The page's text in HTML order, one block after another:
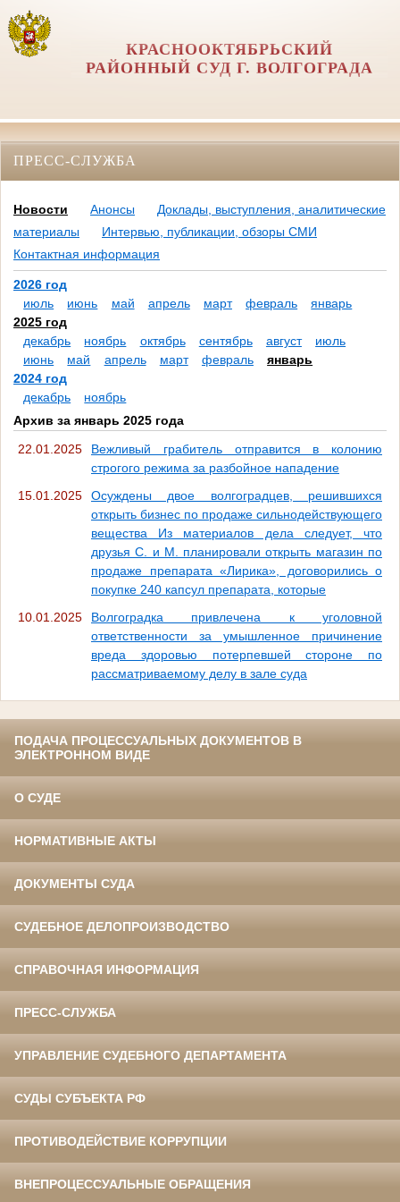
КРАСНООКТЯБРЬСКИЙ
РАЙОННЫЙ СУД Г. ВОЛГОГРАДА
ПРЕСС-СЛУЖБА
Новости Анонсы
Доклады, выступления, аналитические
материалы
Интервью, публикации, обзоры СМИ
Контактная информация
2026 год
июль
июнь май апрель март февраль
январь
2025 год
декабрь
ноябрь октябрь сентябрь август
июль
июнь
май апрель март февраль
январь
2024 год
декабрь
ноябрь
Архив за январь 2025 года
22.01.2025
Вежливый грабитель отправится в колонию
строгого режима за разбойное нападение
15.01.2025
Осуждены двое волгоградцев, решившихся
открыть бизнес по продаже сильнодействующего
вещества Из материалов дела следует, что
друзья С. и М. планировали открыть магазин по
продаже препарата «Лирика», договорились о
покупке 240 капсул препарата, которые
10.01.2025
Волгоградка привлечена к уголовной
ответственности за умышленное причинение
вреда здоровью потерпевшей стороне по
рассматриваемому делу в зале суда
ПОДАЧА ПРОЦЕССУАЛЬНЫХ ДОКУМЕНТОВ В
ЭЛЕКТРОННОМ ВИДЕ
О СУДЕ
НОРМАТИВНЫЕ АКТЫ
ДОКУМЕНТЫ СУДА
СУДЕБНОЕ ДЕЛОПРОИЗВОДСТВО
СПРАВОЧНАЯ ИНФОРМАЦИЯ
ПРЕСС-СЛУЖБА
УПРАВЛЕНИЕ СУДЕБНОГО ДЕПАРТАМЕНТА
СУДЫ СУБЪЕКТА РФ
ПРОТИВОДЕЙСТВИЕ КОРРУПЦИИ
ВНЕПРОЦЕССУАЛЬНЫЕ ОБРАЩЕНИЯ